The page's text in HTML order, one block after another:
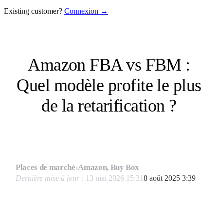
Existing customer? Connexion →
Amazon FBA vs FBM :
Quel modèle profite le plus
de la retarification ?
Places de marché›Amazon, Buy Box
Dernière mise à jour : 13 mai 2026 15:318 août 2025 3:39